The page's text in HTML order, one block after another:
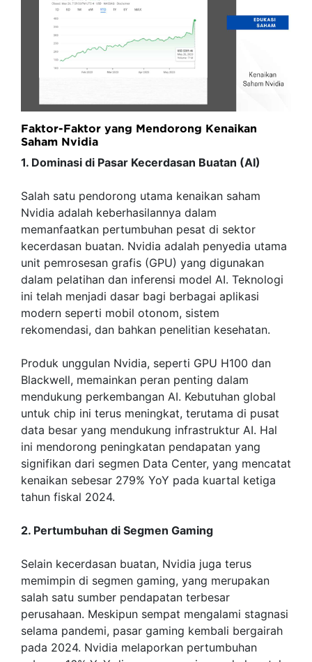
Faktor-Faktor yang Mendorong Kenaikan
Saham Nvidia
1. Dominasi di Pasar Kecerdasan Buatan (AI)
Salah satu pendorong utama kenaikan saham
Nvidia adalah keberhasilannya dalam
memanfaatkan pertumbuhan pesat di sektor
kecerdasan buatan. Nvidia adalah penyedia utama
unit pemrosesan grafis (GPU) yang digunakan
dalam pelatihan dan inferensi model AI. Teknologi
ini telah menjadi dasar bagi berbagai aplikasi
modern seperti mobil otonom, sistem
rekomendasi, dan bahkan penelitian kesehatan.
Produk unggulan Nvidia, seperti GPU H100 dan
Blackwell, memainkan peran penting dalam
mendukung perkembangan AI. Kebutuhan global
untuk chip ini terus meningkat, terutama di pusat
data besar yang mendukung infrastruktur AI. Hal
ini mendorong peningkatan pendapatan yang
signifikan dari segmen Data Center, yang mencatat
kenaikan sebesar 279% YoY pada kuartal ketiga
tahun fiskal 2024.
2. Pertumbuhan di Segmen Gaming
Selain kecerdasan buatan, Nvidia juga terus
memimpin di segmen gaming, yang merupakan
salah satu sumber pendapatan terbesar
perusahaan. Meskipun sempat mengalami stagnasi
selama pandemi, pasar gaming kembali bergairah
pada 2024. Nvidia melaporkan pertumbuhan